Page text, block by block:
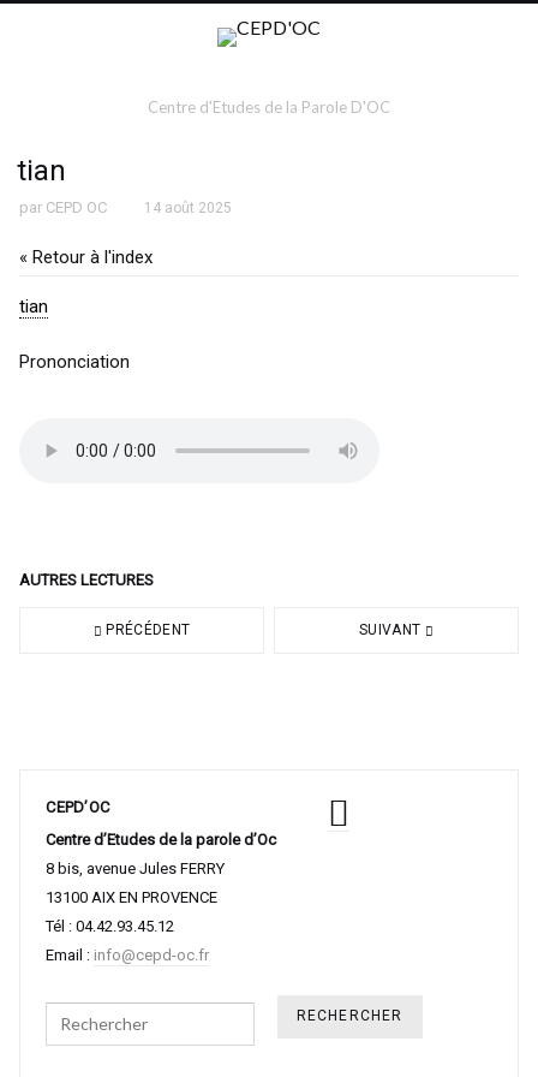
Centre d'Etudes de la Parole D'OC
tian
par CEPD OC 14 août 2025
« Retour à l'index
tian
Prononciation
AUTRES LECTURES
PRÉCÉDENT SUIVANT
CEPD’OC
Centre d’Etudes de la parole d’Oc
8 bis, avenue Jules FERRY
13100 AIX EN PROVENCE
Tél : 04.42.93.45.12
Email : info@cepd-oc.fr
Search